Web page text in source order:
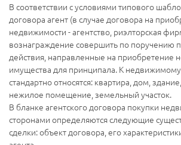
В соответствии с условиями типового
договора агент (в случае договора на
недвижимости - агентство, риэлторская
вознаграждение совершить по поручению
действия, направленные на приобретение
имущества для принципала. К
стандартно относятся: квартира, дом,
нежилое помещение, земельный участок.
В бланке агентского договора покупки
сторонами определяются следующие
сделки: объект договора, его